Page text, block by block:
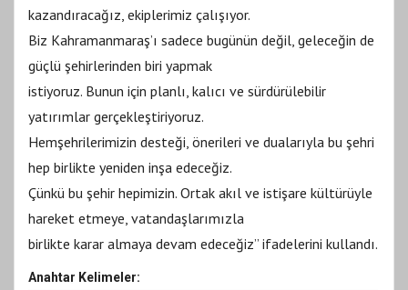
kazandıracağız, ekiplerimiz çalışıyor.
Biz Kahramanmaraş’ı sadece bugünün değil, geleceğin de
güçlü şehirlerinden biri yapmak
istiyoruz. Bunun için planlı, kalıcı ve sürdürülebilir
yatırımlar gerçekleştiriyoruz.
Hemşehrilerimizin desteği, önerileri ve dualarıyla bu şehri
hep birlikte yeniden inşa edeceğiz.
Çünkü bu şehir hepimizin. Ortak akıl ve istişare kültürüyle
hareket etmeye, vatandaşlarımızla
birlikte karar almaya devam edeceğiz” ifadelerini kullandı.
Anahtar Kelimeler: